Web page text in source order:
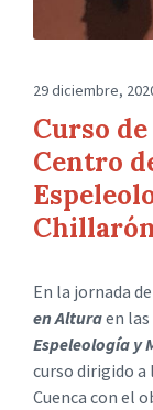
29 diciembre,
Curso
Centro
En la jornada
en Alturaen
Espeleología y
curso dirigido
Cuenca con el